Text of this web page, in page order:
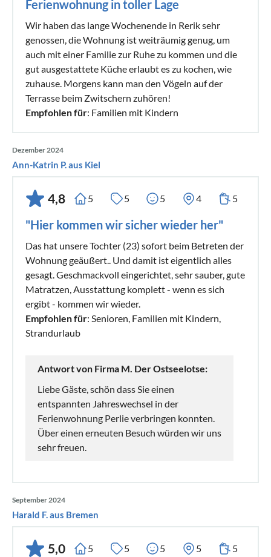
Ferienwohnung in toller Lage
Wir haben das lange Wochenende in Rerik sehr
genossen, die Wohnung ist weiträumig genug, um
auch mit einer Familie zur Ruhe zu kommen und die
gut ausgestattete Küche erlaubt es zu kochen, wie
zuhause. Morgens kann man den Vögeln auf der
Terrasse beim Zwitschern zuhören!
Empfohlen für: Familien mit Kindern
Dezember 2024
Ann-Katrin P. aus Kiel
4,8 5 5 5 4 5
"Hier kommen wir sicher wieder her"
Das hat unsere Tochter (23) sofort beim Betreten der
Wohnung geäußert.. Und damit ist eigentlich alles
gesagt. Geschmackvoll eingerichtet, sehr sauber, gute
Matratzen, Ausstattung komplett - wenn es sich
ergibt - kommen wir wieder.
Empfohlen für: Senioren, Familien mit Kindern,
Strandurlaub
Antwort von Firma M. Der Ostseelotse:
Liebe Gäste, schön dass Sie einen
entspannten Jahreswechsel in der
Ferienwohnung Perlie verbringen konnten.
Über einen erneuten Besuch würden wir uns
sehr freuen.
September 2024
Harald F. aus Bremen
5,0 5 5 5 5 5